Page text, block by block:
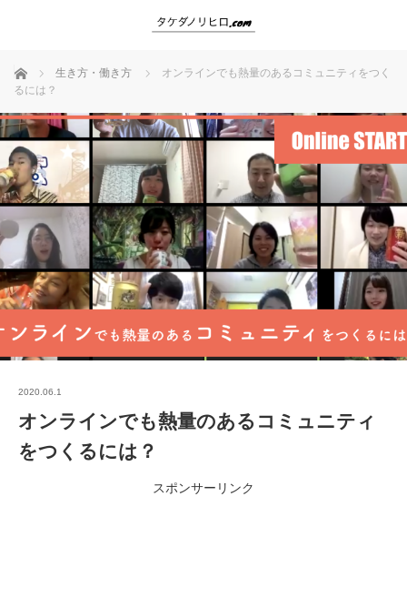
ホーム 生き方・働き方
オンラインでも熱量のあるコミュニティをつく
るには？
2020.06.1
オンラインでも熱量のあるコミュニティ
をつくるには？
スポンサーリンク